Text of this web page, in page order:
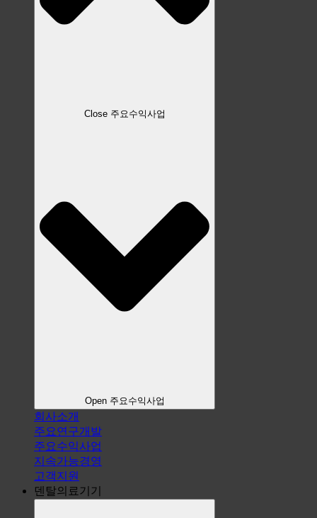
Close 주요수익사업
Open 주요수익사업
회사소개
주요연구개발
주요수익사업
지속가능경영
고객지원
덴탈의료기기